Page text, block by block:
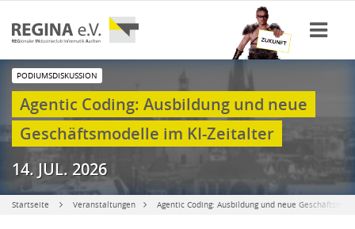
PODIUMSDISKUSSION
Agentic Coding: Ausbildung und neue
Geschäftsmodelle im KI-Zeitalter
14. JUL. 2026
Startseite Veranstaltungen Agentic Coding: Ausbildung und neue